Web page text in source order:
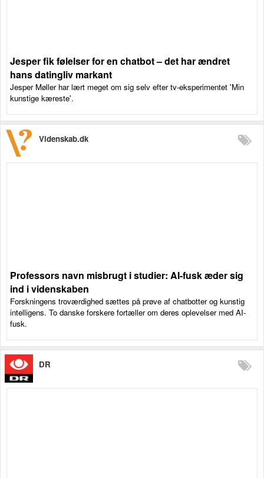
Jesper fik følelser for en chatbot – det har ændret
hans datingliv markant
Jesper Møller har lært meget om sig selv efter tv-eksperimentet 'Min
kunstige kæreste'.
Videnskab.dk
Professors navn misbrugt i studier: AI-fusk æder sig
ind i videnskaben
Forskningens troværdighed sættes på prøve af chatbotter og kunstig
intelligens. To danske forskere fortæller om deres oplevelser med AI-
fusk.
DR